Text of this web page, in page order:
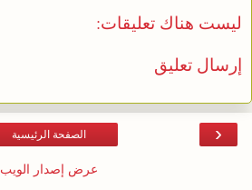
ليست هناك تعليقات:
إرسال تعليق
‹ الصفحة الرئيسية
عرض إصدار الويب